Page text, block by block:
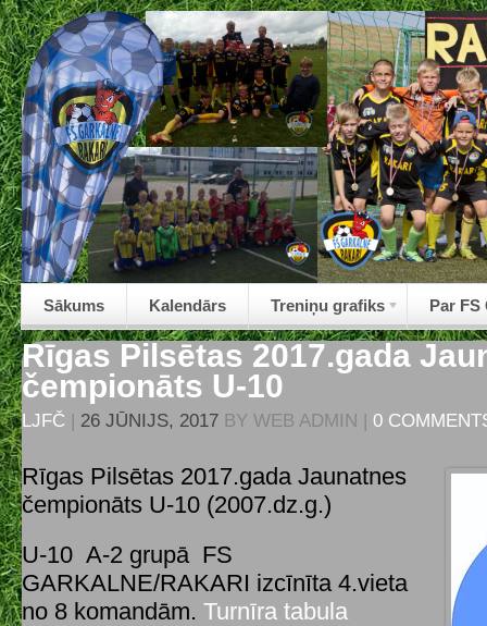
Sākums Kalendārs Treniņu grafiks Par FS
Rīgas Pilsētas 2017.gada
čempionāts U-10
LJFČ | 26 JŪNIJS, 2017 BY WEB ADMIN | 0
Rīgas Pilsētas 2017.gada Jaunatnes
čempionāts U-10 (2007.dz.g.)
U-10 A-2 grupā FS
GARKALNE/RAKARI izcīnīta 4.vieta
no 8 komandām. Turnīra tabula